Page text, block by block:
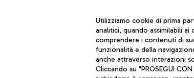
Utilizziamo cookie di prima
analitici, quando assimilabili
comprendere i contenuti di
funzionalità e della
anche attraverso interazioni
Cliccando su "PROSEGUI